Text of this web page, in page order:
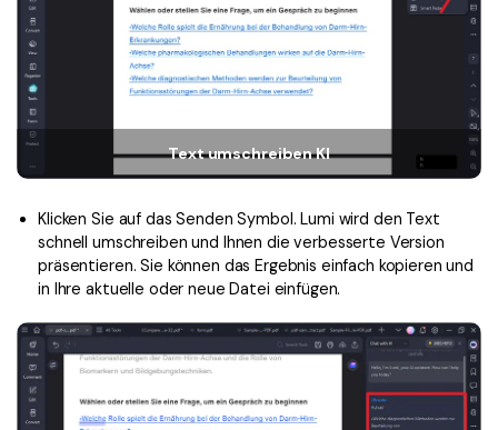
PDF Stapelbearbeiten
PDF OCR
PDF freigeben
Branchen
Bildung
IT-Dienstleistung
Rechtliches
Gesundheitswesen
Technische Daten
Kontakt zum Support
Was ist NEU
Benutzerhandbuch
PDFelement für Mac
PDFelement für iOS
PDFelement für Android
Mehr erfahren
Bewertungen
Text umschreiben KI
Klicken Sie auf das Senden Symbol. Lumi wird den Text
schnell umschreiben und Ihnen die verbesserte Version
präsentieren. Sie können das Ergebnis einfach kopieren und
in Ihre aktuelle oder neue Datei einfügen.